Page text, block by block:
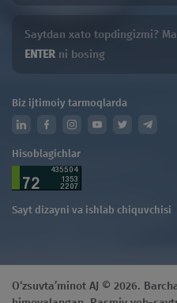
Saytdan xato topdingizmi?
ENTER ni bosing
Biz ijtimoiy tarmoqlarda
Hisoblagichlar
Sayt dizayni va ishlab chiquvchisi
O‘zsuvta’minot AJ © 2026.